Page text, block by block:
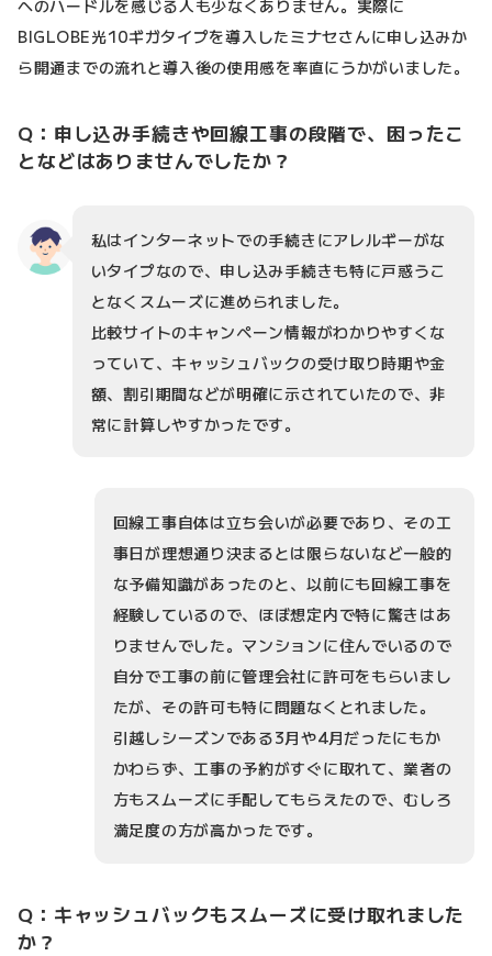
へのハードルを感じる人も少なくありません。実際に
BIGLOBE光10ギガタイプを導入したミナセさんに申し込みか
ら開通までの流れと導入後の使用感を率直にうかがいました。
Q：申し込み手続きや回線工事の段階で、困ったこ
となどはありませんでしたか？
私はインターネットでの手続きにアレルギーがな
いタイプなので、申し込み手続きも特に戸惑うこ
となくスムーズに進められました。
比較サイトのキャンペーン情報がわかりやすくな
っていて、キャッシュバックの受け取り時期や金
額、割引期間などが明確に示されていたので、非
常に計算しやすかったです。
回線工事自体は立ち会いが必要であり、その工
事日が理想通り決まるとは限らないなど一般的
な予備知識があったのと、以前にも回線工事を
経験しているので、ほぼ想定内で特に驚きはあ
りませんでした。マンションに住んでいるので
自分で工事の前に管理会社に許可をもらいまし
たが、その許可も特に問題なくとれました。
引越しシーズンである3月や4月だったにもか
かわらず、工事の予約がすぐに取れて、業者の
方もスムーズに手配してもらえたので、むしろ
満足度の方が高かったです。
Q：キャッシュバックもスムーズに受け取れました
か？